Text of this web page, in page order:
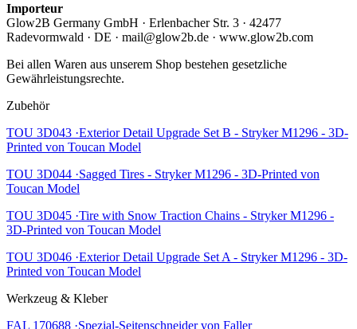
Importeur
Glow2B Germany GmbH · Erlenbacher Str. 3 · 42477
Radevormwald · DE · mail@glow2b.de · www.glow2b.com
Bei allen Waren aus unserem Shop bestehen gesetzliche
Gewährleistungsrechte.
Zubehör
TOU 3D043 ·Exterior Detail Upgrade Set B - Stryker M1296 - 3D-
Printed von Toucan Model
TOU 3D044 ·Sagged Tires - Stryker M1296 - 3D-Printed von
Toucan Model
TOU 3D045 ·Tire with Snow Traction Chains - Stryker M1296 -
3D-Printed von Toucan Model
TOU 3D046 ·Exterior Detail Upgrade Set A - Stryker M1296 - 3D-
Printed von Toucan Model
Werkzeug & Kleber
FAL 170688 ·Spezial-Seitenschneider von Faller